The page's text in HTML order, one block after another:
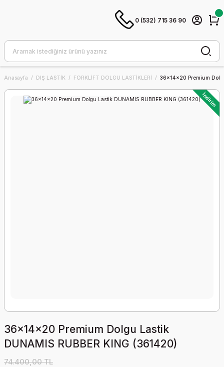
0 (532) 715 36 90
Anasayfa DIŞ LASTİK FORKLİFT DOLGU LASTİKLERİ 36x14x20 Premium
İndirim
36x14x20 Premium Dolgu Lastik
DUNAMIS RUBBER KING (361420)
74.400,00 TL